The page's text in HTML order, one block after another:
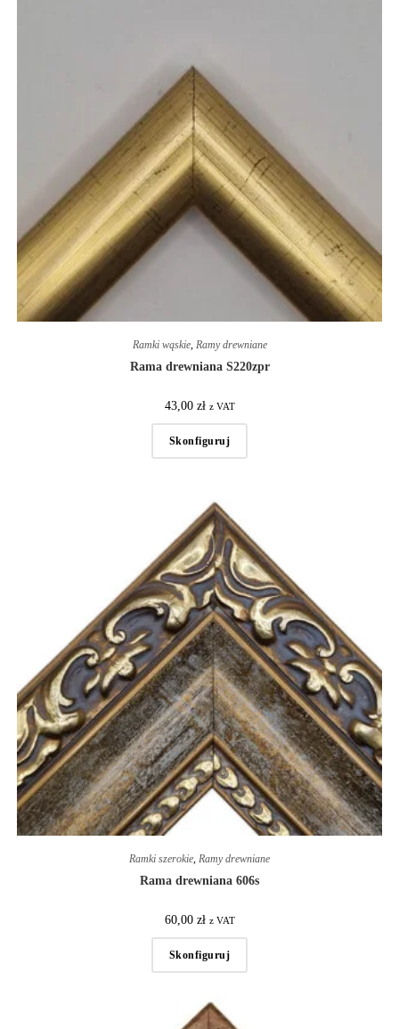
Ramki wąskie, Ramy drewniane
Rama drewniana S220zpr
43,00 zł z VAT
Skonfiguruj
Ramki szerokie, Ramy drewniane
Rama drewniana 606s
60,00 zł z VAT
Skonfiguruj